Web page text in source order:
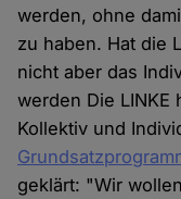
werden, ohne
zu haben. Hat die
nicht aber das
werden Die LINKE
Kollektiv und
geklärt: "Wir